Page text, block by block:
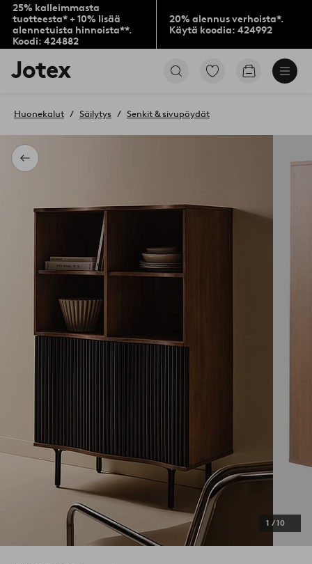
25% kalleimmasta
tuotteesta* + 10% lisää
alennetuista hinnoista**.
Koodi: 424882
20% alennus verhoista*.
Käytä koodia: 424992
Jotex-
logo
aloitussivulle
Siirry
Siirry
Takaisin
Huonekalut Säilytys Senkit & sivupöydät
1 /10